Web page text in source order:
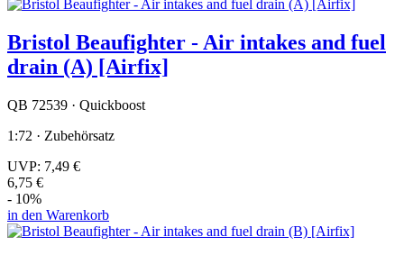
Bristol Beaufighter - Air intakes and fuel
drain (A) [Airfix]
QB 72539 · Quickboost
1:72 · Zubehörsatz
UVP: 7,49 €
6,75 €
- 10%
in den Warenkorb